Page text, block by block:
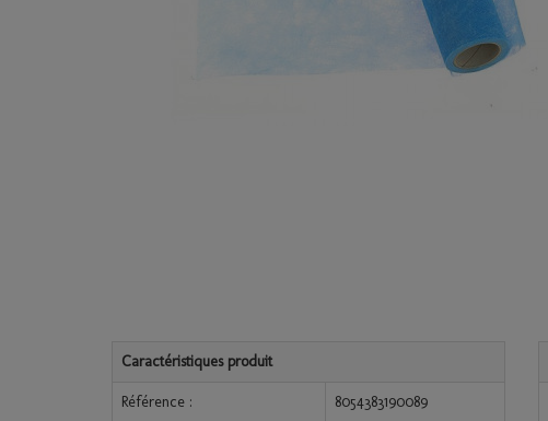
Caractéristiques produit
Référence : 8054383190089